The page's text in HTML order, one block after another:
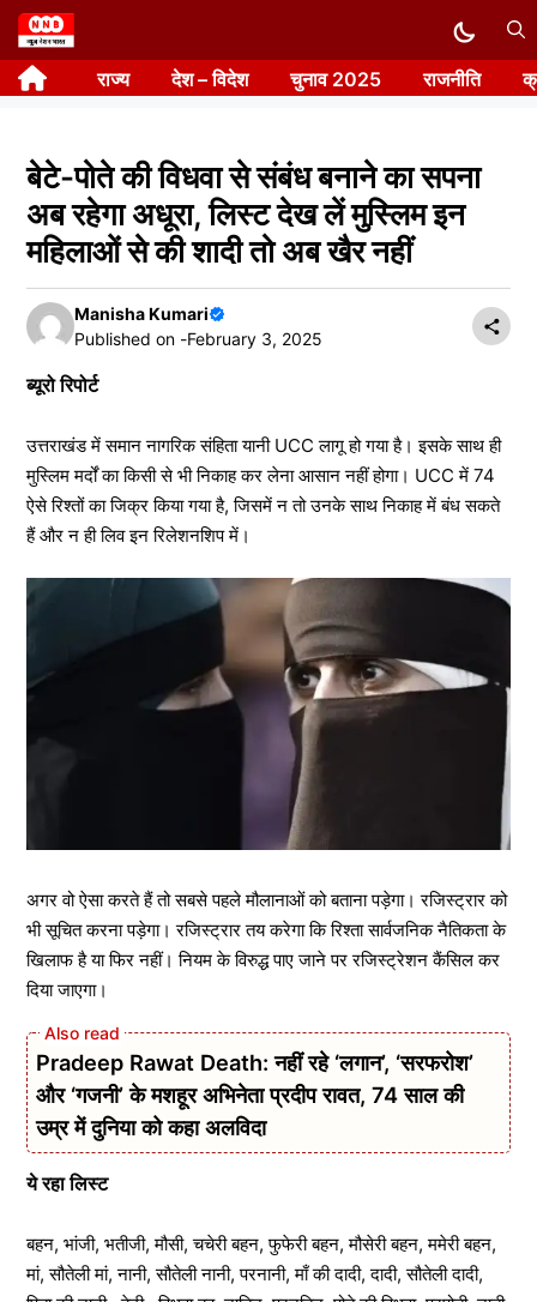
Skip
to
content राज्य देश – विदेश चुनाव 2025 राजनीति
बेटे-पोते की विधवा से संबंध बनाने का सपना
अब रहेगा अधूरा, लिस्ट देख लें मुस्लिम इन
महिलाओं से की शादी तो अब खैर नहीं
Manisha Kumari
Published on -February 3, 2025
ब्यूरो रिपोर्ट
उत्तराखंड में समान नागरिक संहिता यानी UCC लागू हो गया है। इसके साथ ही
मुस्लिम मर्दों का किसी से भी निकाह कर लेना आसान नहीं होगा। UCC में 74
ऐसे रिश्तों का जिक्र किया गया है, जिसमें न तो उनके साथ निकाह में बंध सकते
हैं और न ही लिव इन रिलेशनशिप में।
अगर वो ऐसा करते हैं तो सबसे पहले मौलानाओं को बताना पड़ेगा। रजिस्ट्रार को
भी सूचित करना पड़ेगा। रजिस्ट्रार तय करेगा कि रिश्ता सार्वजनिक नैतिकता के
खिलाफ है या फिर नहीं। नियम के विरुद्ध पाए जाने पर रजिस्ट्रेशन कैंसिल कर
दिया जाएगा।
Pradeep Rawat Death: नहीं रहे ‘लगान’, ‘सरफरोश’
और ‘गजनी’ के मशहूर अभिनेता प्रदीप रावत, 74 साल की
उम्र में दुनिया को कहा अलविदा
ये रहा लिस्ट
बहन, भांजी, भतीजी, मौसी, चचेरी बहन, फुफेरी बहन, मौसेरी बहन, ममेरी बहन,
मां, सौतेली मां, नानी, सौतेली नानी, परनानी, माँ की दादी, दादी, सौतेली दादी,